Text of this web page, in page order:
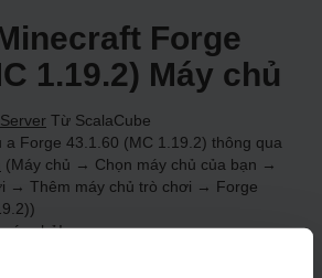
Forge
1.19.2) Máy chủ
Từ ScalaCube
a Forge 43.1.60 (MC 1.19.2) thông qua
(Máy chủ → Chọn máy chủ của bạn →
→ Thêm máy chủ trò chơi → Forge
chủ!